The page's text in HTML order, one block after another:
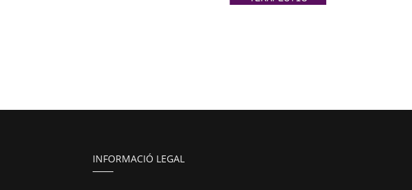
INFORMACIÓ LEGAL